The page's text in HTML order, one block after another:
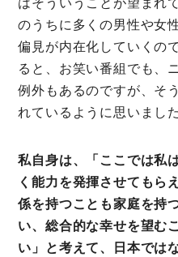
はそういうことが望まれ
のうちに多くの男性や女
偏見が内在化していく
ると、お笑い番組でも、
例外もあるのですが、そ
れているように思いました
私自身は、「ここでは私
く能力を発揮させてもら
係を持つことも家庭を持
い、総合的な幸せを望む
い」と考えて、日本では